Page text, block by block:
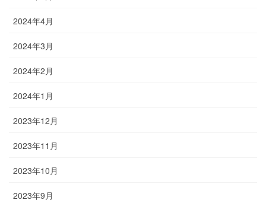
2024年4月
2024年3月
2024年2月
2024年1月
2023年12月
2023年11月
2023年10月
2023年9月